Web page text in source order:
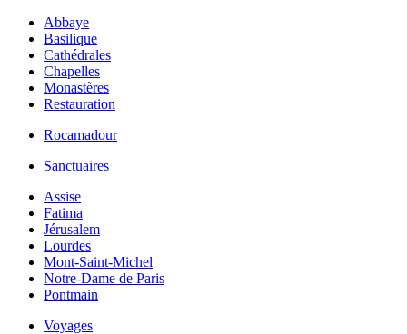
Abbaye
Basilique
Cathédrales
Chapelles
Monastères
Restauration
Rocamadour
Sanctuaires
Assise
Fatima
Jérusalem
Lourdes
Mont-Saint-Michel
Notre-Dame de Paris
Pontmain
Voyages